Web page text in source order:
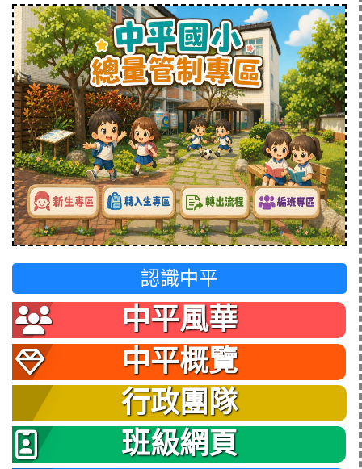
認識中平
中平風華
中平概覽
行政團隊
班級網頁